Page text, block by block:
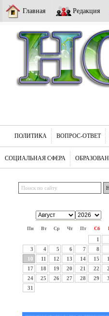
Главная Редакция
ПОЛИТИКА ВОПРОС-ОТВЕТ
СОЦИАЛЬНАЯ СФЕРА
Пн Вт Ср Чт Пт Сб
1
3
4 5 6 7 8
10
11 12 13 14 15
17
18 19 20 21 22
24
25 26 27 28 29
31